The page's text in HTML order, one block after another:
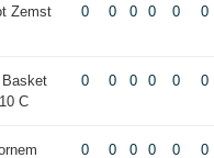
Zemst
0 0 0 0 0 0
Basket
C
0 0 0 0 0 0
0 0 0 0 0 0